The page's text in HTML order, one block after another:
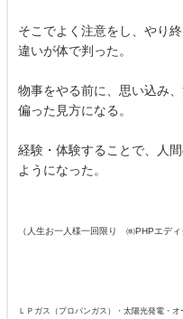
そこでよく注意をし、やり
違いが体で判った。
物事をやる前に、思い込み
偏った見方になる。
経験・体験することで、人
ようになった。
（人生お一人様一回限り ㈱PHPエディ
ＬＰガス（プロパンガス）・太陽光発電・